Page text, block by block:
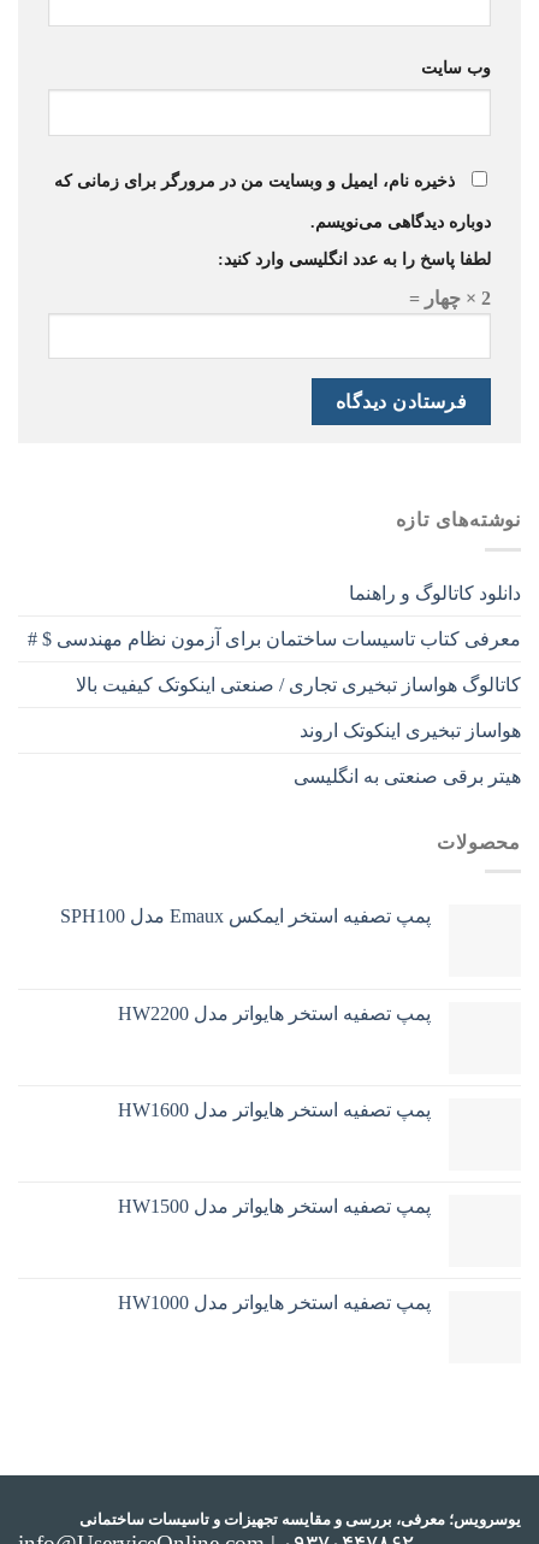
وب‌ سایت
ذخیره نام، ایمیل و وبسایت من در مرورگر برای زمانی که
دوباره دیدگاهی می‌نویسم.
لطفا پاسخ را به عدد انگلیسی وارد کنید:
2 × چهار =
نوشته‌های تازه
دانلود کاتالوگ و راهنما
معرفی کتاب تاسیسات ساختمان برای آزمون نظام مهندسی $ #
کاتالوگ هواساز تبخیری تجاری / صنعتی اینکوتک کیفیت بالا
هواساز تبخیری اینکوتک اروند
هیتر برقی صنعتی به انگلیسی
محصولات
پمپ تصفیه استخر ایمکس Emaux مدل SPH100
پمپ تصفیه استخر هایواتر مدل HW2200
پمپ تصفیه استخر هایواتر مدل HW1600
پمپ تصفیه استخر هایواتر مدل HW1500
پمپ تصفیه استخر هایواتر مدل HW1000
یوسرویس؛ معرفی، بررسی و مقایسه تجهیزات و تاسیسات ساختمانی